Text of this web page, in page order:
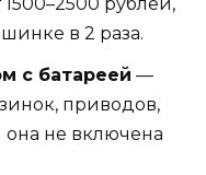
в 2 раза.
с батареей —
приводов,
не включена